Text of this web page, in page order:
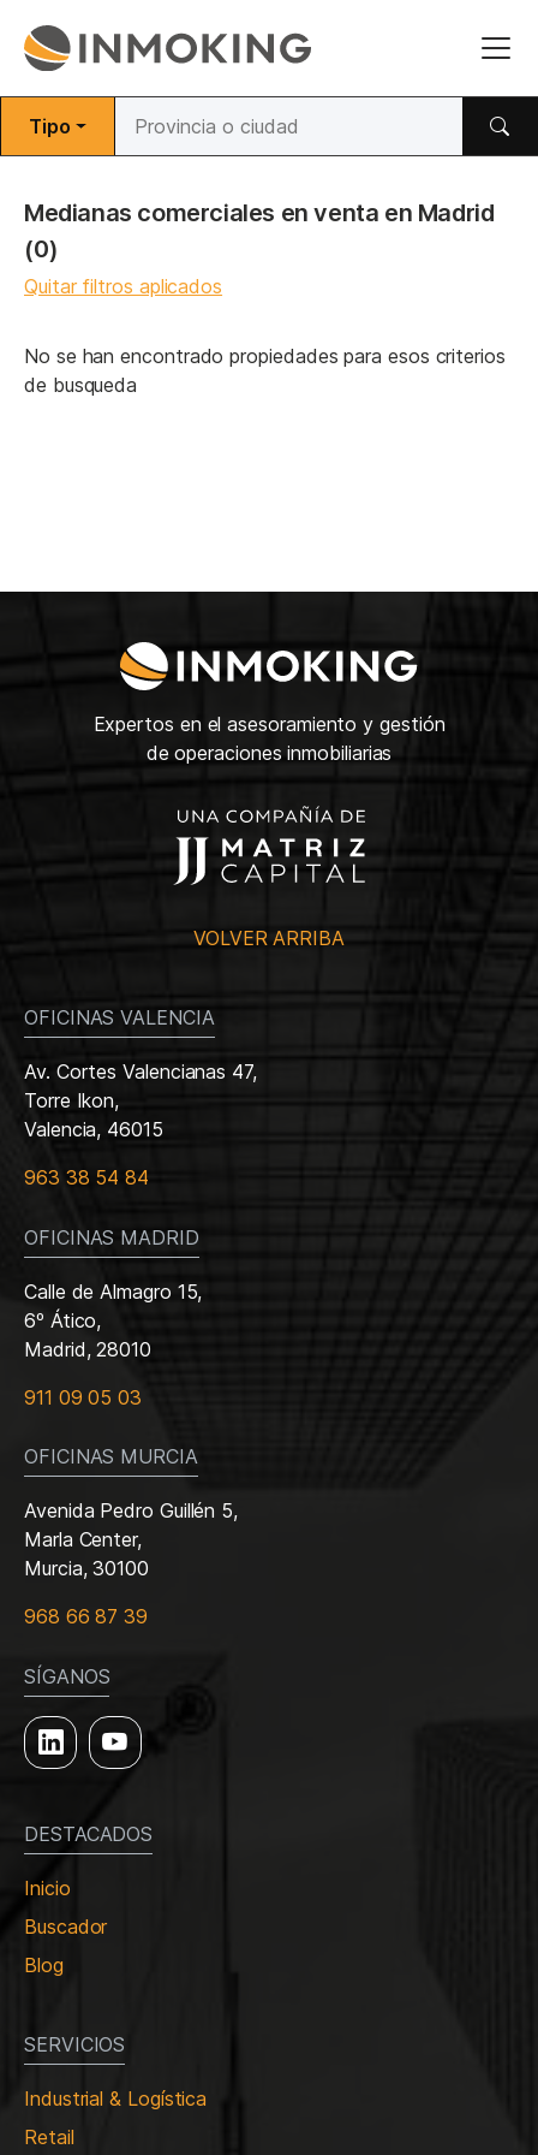
Tipo
Medianas comerciales en venta en Madrid
(0)
Quitar filtros aplicados
No se han encontrado propiedades para esos criterios
de busqueda
Expertos en el asesoramiento y gestión
de operaciones inmobiliarias
VOLVER ARRIBA
OFICINAS VALENCIA
Av. Cortes Valencianas 47,
Torre Ikon,
Valencia, 46015
963 38 54 84
OFICINAS MADRID
Calle de Almagro 15,
6º Ático,
Madrid, 28010
911 09 05 03
OFICINAS MURCIA
Avenida Pedro Guillén 5,
Marla Center,
Murcia, 30100
968 66 87 39
SÍGANOS
DESTACADOS
Inicio
Buscador
Blog
SERVICIOS
Industrial & Logística
Retail